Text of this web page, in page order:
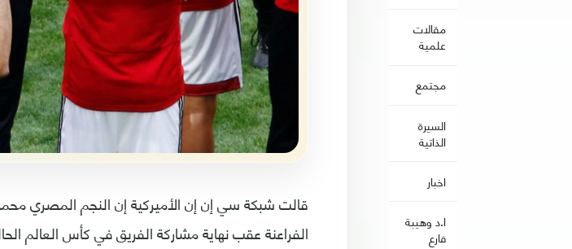
مقالات
علمية
مجتمع
السيرة
الذاتية
اخبار
ا.د وهيبة
فارع
قالت شبكة سي إن إن الأميركية إن النجم المصري
الفراعنة عقب نهاية مشاركة الفريق في كأس العالم